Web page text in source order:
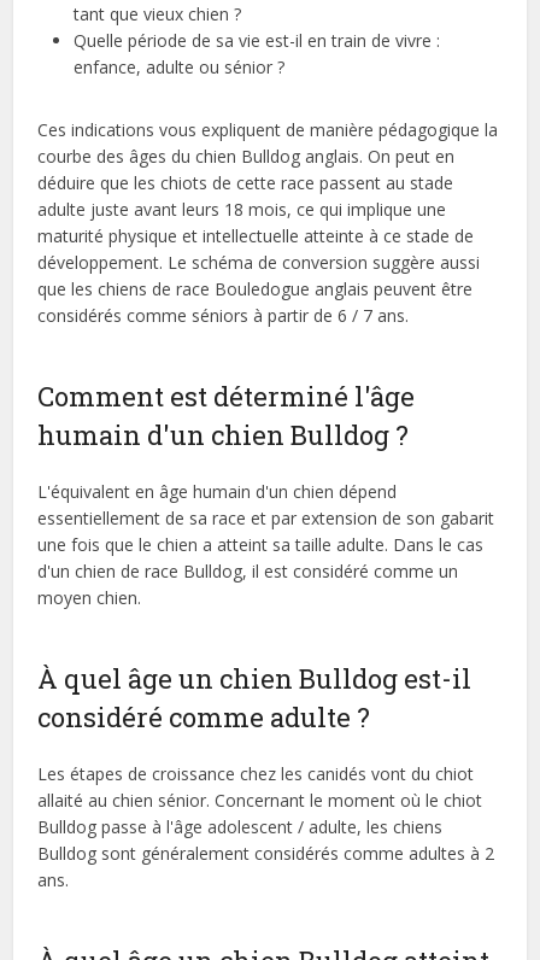
tant que vieux chien ?
Quelle période de sa vie est-il en train de vivre :
enfance, adulte ou sénior ?
Ces indications vous expliquent de manière pédagogique la
courbe des âges du chien Bulldog anglais. On peut en
déduire que les chiots de cette race passent au stade
adulte juste avant leurs 18 mois, ce qui implique une
maturité physique et intellectuelle atteinte à ce stade de
développement. Le schéma de conversion suggère aussi
que les chiens de race Bouledogue anglais peuvent être
considérés comme séniors à partir de 6 / 7 ans.
Comment est déterminé l'âge
humain d'un chien Bulldog ?
L'équivalent en âge humain d'un chien dépend
essentiellement de sa race et par extension de son gabarit
une fois que le chien a atteint sa taille adulte. Dans le cas
d'un chien de race Bulldog, il est considéré comme un
moyen chien.
À quel âge un chien Bulldog est-il
considéré comme adulte ?
Les étapes de croissance chez les canidés vont du chiot
allaité au chien sénior. Concernant le moment où le chiot
Bulldog passe à l'âge adolescent / adulte, les chiens
Bulldog sont généralement considérés comme adultes à 2
ans.